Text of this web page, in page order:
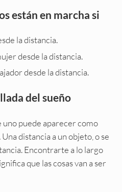
están en marcha si
la distancia.
desde la distancia.
desde la distancia.
del sueño
uno puede aparecer como
distancia a un objeto, o se
Encontrarte a lo largo
que las cosas van a ser